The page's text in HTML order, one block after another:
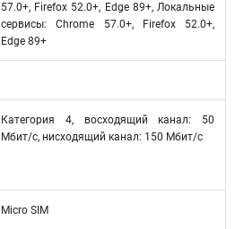
57.0+, Firefox 52.0+, Edge 89+, Локальные
сервисы: Chrome 57.0+, Firefox 52.0+,
Edge 89+
Категория 4, восходящий канал: 50
Мбит/с, нисходящий канал: 150 Мбит/с
Micro SIM